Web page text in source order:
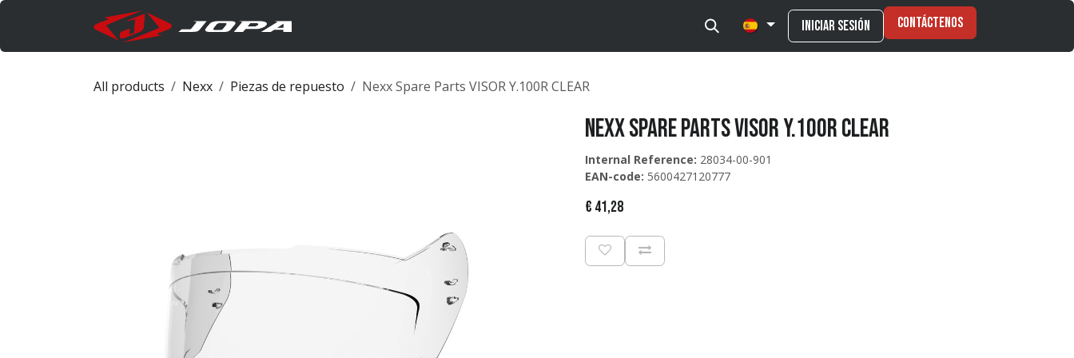
Ir al contenido
Iniciar sesión Contáctenos
All products Nexx Piezas de repuesto Nexx Spare Parts VISOR Y.100R CLEAR
Nexx Spare Parts VISOR Y.100R CLEAR
Internal Reference: 28034-00-901
EAN-code: 5600427120777
€ 41,28